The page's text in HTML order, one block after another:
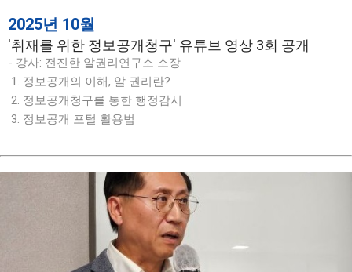
2025년 10월
'취재를 위한 정보공개청구' 유튜브 영상 3회 공개
- 강사: 전진한 알권리연구소 소장
1. 정보공개의 이해, 알 권리란?
2. 정보공개청구를 통한 행정감시
3. 정보공개 포털 활용법